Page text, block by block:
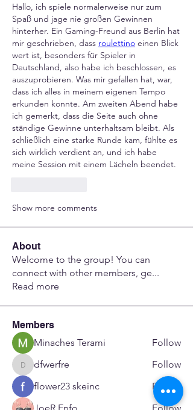
Hallo, ich spiele normalerweise nur zum
Spaß und jage nie großen Gewinnen
hinterher. Ein Gaming-Freund aus Berlin hat
mir geschrieben, dass roulettino einen Blick
wert ist, besonders für Spieler in
Deutschland, also habe ich beschlossen, es
auszuprobieren. Was mir gefallen hat, war,
dass ich alles in meinem eigenen Tempo
erkunden konnte. Am zweiten Abend habe
ich gemerkt, dass die Seite auch ohne
ständige Gewinne unterhaltsam bleibt. Als
schließlich eine starke Runde kam, fühlte es
sich wirklich verdient an, und ich habe
meine Session mit einem Lächeln beendet.
Show more comments
About
Welcome to the group! You can
connect with other members, ge...
Read more
Members
Minaches Terami
Follow
dfwerfre
dfwerfre
Follow
flower23 skeinc
Follow
JoeR Enfo
Follow